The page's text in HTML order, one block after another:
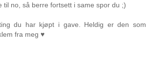
til no, så berre fortsett i same spor du ;)
du har kjøpt i gave. Heldig er den som
fra meg ♥